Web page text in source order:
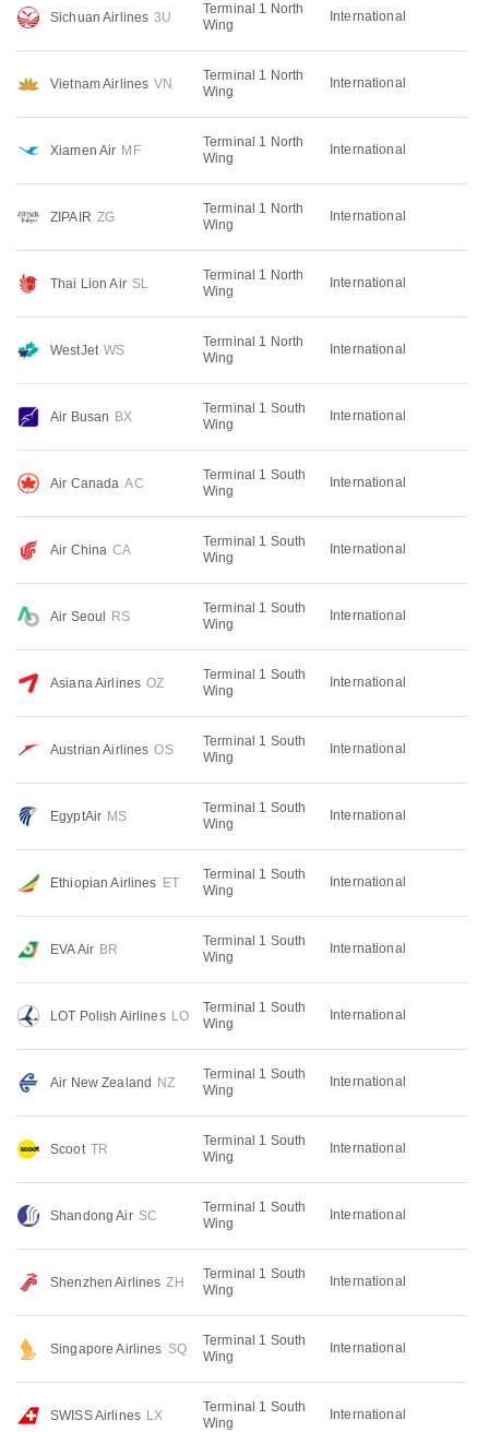
Sichuan Airlines 3U
Terminal 1 North
Wing
International
Vietnam Airlines VN
Terminal 1 North
Wing
International
Xiamen Air MF
Terminal 1 North
Wing
International
ZIPAIR ZG
Terminal 1 North
Wing
International
Thai Lion Air SL
Terminal 1 North
Wing
International
WestJet WS
Terminal 1 North
Wing
International
Air Busan BX
Terminal 1 South
Wing
International
Air Canada AC
Terminal 1 South
Wing
International
Air China CA
Terminal 1 South
Wing
International
Air Seoul RS
Terminal 1 South
Wing
International
Asiana Airlines OZ
Terminal 1 South
Wing
International
Austrian Airlines OS
Terminal 1 South
Wing
International
EgyptAir MS
Terminal 1 South
Wing
International
Ethiopian Airlines ET
Terminal 1 South
Wing
International
EVA Air BR
Terminal 1 South
Wing
International
LOT Polish Airlines LO
Terminal 1 South
Wing
International
Air New Zealand NZ
Terminal 1 South
Wing
International
Scoot TR
Terminal 1 South
Wing
International
Shandong Air SC
Terminal 1 South
Wing
International
Shenzhen Airlines ZH
Terminal 1 South
Wing
International
Singapore Airlines SQ
Terminal 1 South
Wing
International
SWISS Airlines LX
Terminal 1 South
Wing
International